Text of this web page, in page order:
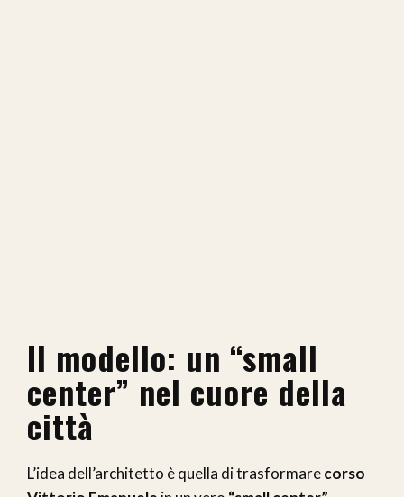
Il modello: un “small
center” nel cuore della
città
L’idea dell’architetto è quella di trasformarecorso